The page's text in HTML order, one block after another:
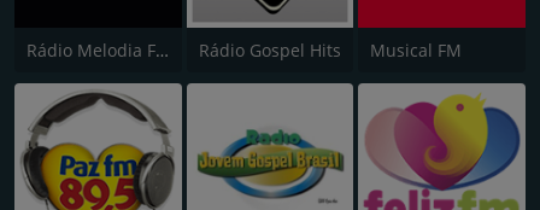
Rádio Melodia FM Rádio Gospel Hits Musical FM